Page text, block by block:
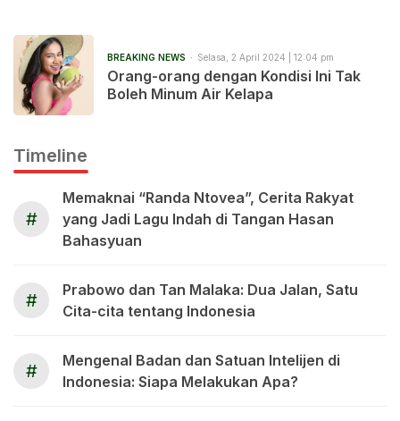
BREAKING NEWS Selasa, 2 April 2024 | 12:04 pm
Orang-orang dengan Kondisi Ini Tak
Boleh Minum Air Kelapa
Timeline
#
Memaknai “Randa Ntovea”, Cerita Rakyat
yang Jadi Lagu Indah di Tangan Hasan
Bahasyuan
#
Prabowo dan Tan Malaka: Dua Jalan, Satu
Cita-cita tentang Indonesia
#
Mengenal Badan dan Satuan Intelijen di
Indonesia: Siapa Melakukan Apa?